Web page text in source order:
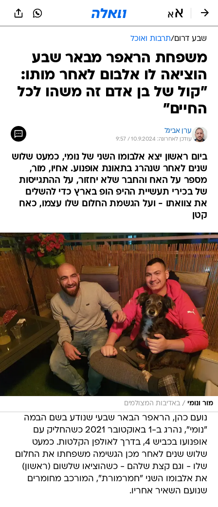
שבע דרום/תרבות ואוכל
משפחת הראפר מבאר שבע
הוציאה לו אלבום לאחר מותו:
"קול של בן אדם זה משהו לכל
החיים"
ערן אביגל
עודכן לאחרונה: 10.9.2024 / 9:57
ביום ראשון יצא אלבומו השני של נומי, כמעט שלוש
שנים לאחר שנהרג בתאונת אופנוע. אחיו, מור,
מספר על האח והחבר שלא יחזור, על ההתגייסות
של בכירי תעשיית ההיפ הופ בארץ כדי להשלים
את צוואתו - ועל הגשמת החלום שלו עצמו, כאח
קטן
מור ונומי / באדיבות המצולמים
נועם כהן, הראפר הבאר שבעי שנודע בשם הבמה
"נומי", נהרג ב-1 באוקטובר 2021 כשהחליק עם
אופנועו בכביש 4, בדרך לאולפן הקלטות. כמעט
שלוש שנים לאחר מכן הגשימה משפחתו את החלום
שלו - וגם קצת שלהם - כשהוציאו שלשום (ראשון)
את אלבומו השני "חמרמורת", המורכב מחומרים
שנועם השאיר אחריו.